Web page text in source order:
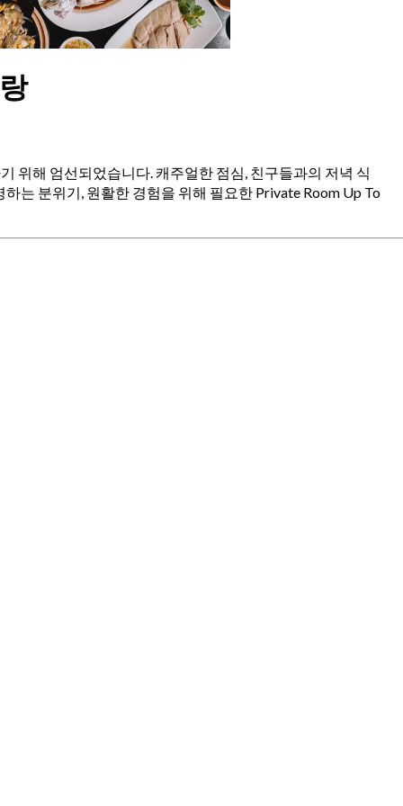
위해 엄선되었습니다. 캐주얼한 점심, 친구들과의 저녁 식
는 분위기, 원활한 경험을 위해 필요한 Private Room Up To